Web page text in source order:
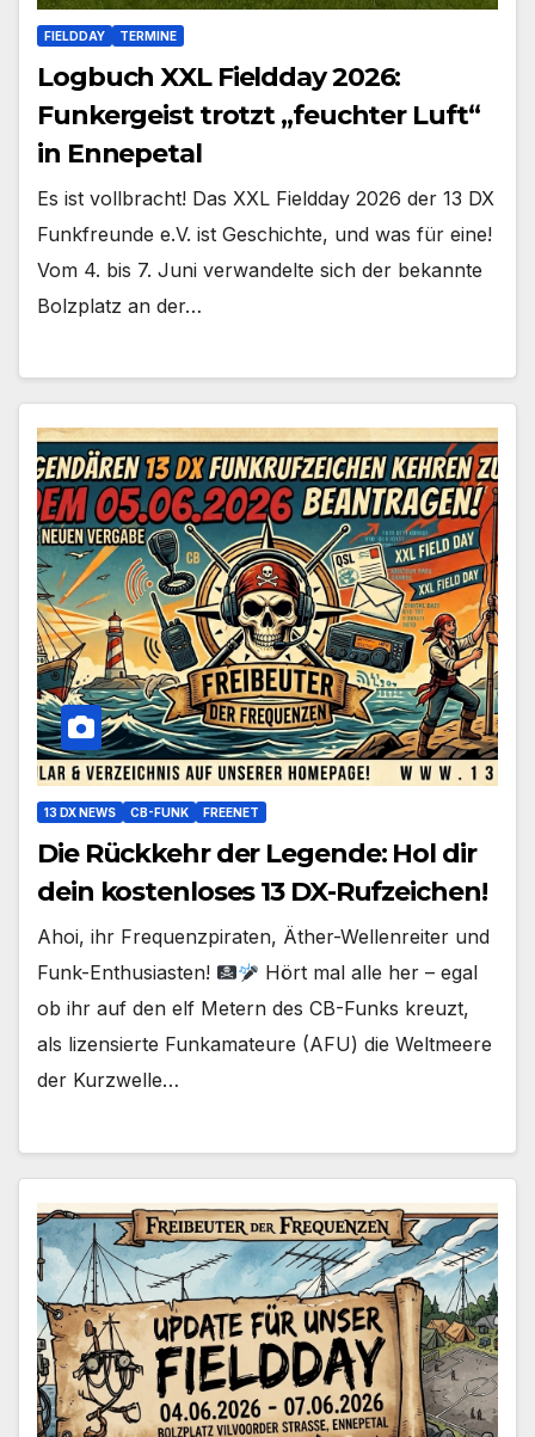
FIELDDAY TERMINE
Logbuch XXL Fieldday 2026:
Funkergeist trotzt „feuchter Luft“
in Ennepetal
Es ist vollbracht! Das XXL Fieldday 2026 der 13 DX
Funkfreunde e.V. ist Geschichte, und was für eine!
Vom 4. bis 7. Juni verwandelte sich der bekannte
Bolzplatz an der…
13 DX NEWS CB-FUNK FREENET
Die Rückkehr der Legende: Hol dir
dein kostenloses 13 DX-Rufzeichen!
Ahoi, ihr Frequenzpiraten, Äther-Wellenreiter und
Funk-Enthusiasten!
Hört mal alle her – egal
ob ihr auf den elf Metern des CB-Funks kreuzt,
als lizensierte Funkamateure (AFU) die Weltmeere
der Kurzwelle…